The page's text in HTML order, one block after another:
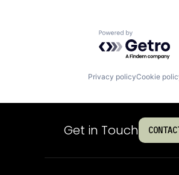
Powered by
Privacy policyCookie
Get in Touch